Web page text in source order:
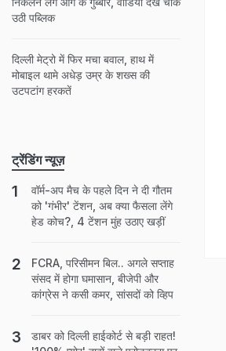
उठी पब्लिक
दिल्ली मेट्रो में फिर मचा बवाल, हाथ में
मोबाइल थामे अधेड़ उम्र के शख्स की
उटपटांग हरकतें
ट्रेंडिंग न्यूज़
वॉर्म-अप मैच के पहले दिन ने दी गौतम
को 'गंभीर' टेंशन, अब क्या फैसला लेंगे
हेड कोच?, 4 टेंशन मुंह उठाए खड़ीं
FCRA, परिसीमन बिल.. अगले सप्ताह
संसद में होगा घमासान, बीजेपी और
कांग्रेस ने कसी कमर, सांसदों को व्हिप
डाबर को दिल्ली हाईकोर्ट से बड़ी राहत!